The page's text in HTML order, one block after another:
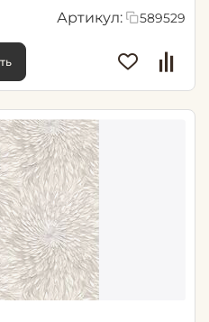
Артикул: 589529